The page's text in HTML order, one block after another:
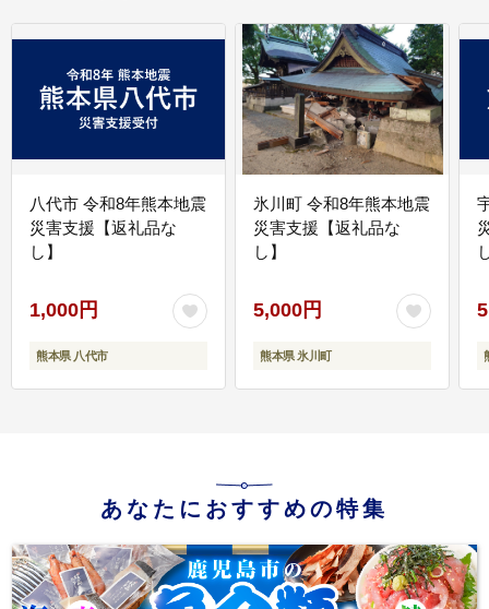
八代市 令和8年熊本地震
災害支援【返礼品な
し】
1,000円
熊本県 八代市
氷川町 令和8年熊本地震
災害支援【返礼品な
し】
5,000円
熊本県 氷川町
あなたにおすすめの特集